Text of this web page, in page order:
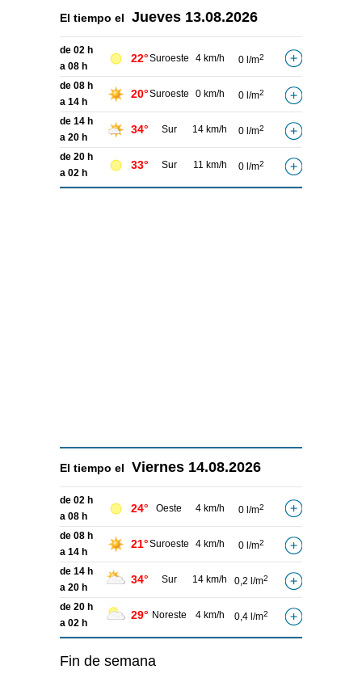
El tiempo el Jueves 13.08.2026
de 02 h
a 08 h
22°Suroeste 4 km/h 0 l/m2
de 08 h
a 14 h
20°Suroeste 0 km/h 0 l/m2
de 14 h
a 20 h
34° Sur 14 km/h 0 l/m2
de 20 h
a 02 h
33° Sur 11 km/h 0 l/m2
El tiempo el Viernes 14.08.2026
de 02 h
a 08 h
24° Oeste 4 km/h 0 l/m2
de 08 h
a 14 h
21°Suroeste 4 km/h 0 l/m2
de 14 h
a 20 h
34° Sur 14 km/h 0,2 l/m2
de 20 h
a 02 h
29° Noreste 4 km/h 0,4 l/m2
Fin de semana